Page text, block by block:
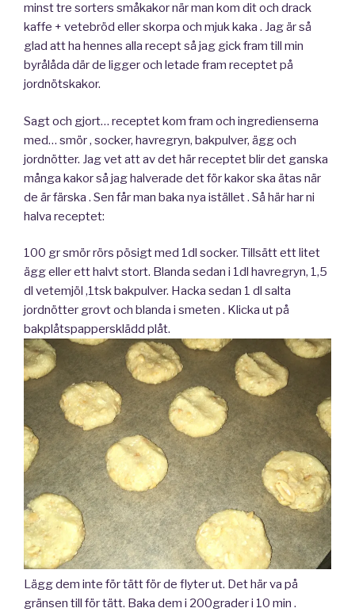
minst tre sorters småkakor när man kom dit och drack
kaffe + vetebröd eller skorpa och mjuk kaka . Jag är så
glad att ha hennes alla recept så jag gick fram till min
byrålåda där de ligger och letade fram receptet på
jordnötskakor.
Sagt och gjort… receptet kom fram och ingredienserna
med… smör , socker, havregryn, bakpulver, ägg och
jordnötter. Jag vet att av det här receptet blir det ganska
många kakor så jag halverade det för kakor ska ätas när
de är färska . Sen får man baka nya istället . Så här har ni
halva receptet:
100 gr smör rörs pösigt med 1dl socker. Tillsätt ett litet
ägg eller ett halvt stort. Blanda sedan i 1dl havregryn, 1,5
dl vetemjöl ,1tsk bakpulver. Hacka sedan 1 dl salta
jordnötter grovt och blanda i smeten . Klicka ut på
bakplåtspappersklädd plåt.
Lägg dem inte för tätt för de flyter ut. Det här va på
gränsen till för tätt. Baka dem i 200grader i 10 min .